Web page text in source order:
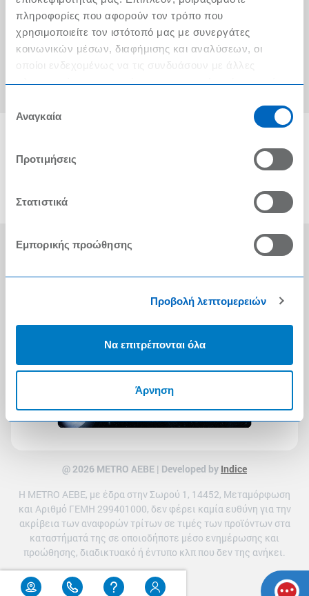
πληροφορίες που αφορούν τον τρόπο που
χρησιμοποιείτε τον ιστότοπό μας με συνεργάτες
κοινωνικών μέσων, διαφήμισης και αναλύσεων, οι
οποίοι ενδεχομένως να τις συνδυάσουν με άλλες
πληροφορίες που τους έχετε παραχωρήσει ή τις οποίες
των υπηρεσιών τους.
συγκατάθεσης
Αναγκαία
Προτιμήσεις
Στατιστικά
Εμπορικής προώθησης
Προβολή λεπτομερειών
Να επιτρέπονται όλα
Άρνηση
Τα METRO Cash & Carry δίπλα σας
Εταιρική Κοινωνική Ευθύνη
METRO ΑΕΒΕ
@ 2026 ΜETRO AEBE | Developed by Indice
Η METRO ΑΕΒΕ, με έδρα στην Σωρού 1, 14452, Μεταμόρφωση
και Αριθμό ΓΕΜΗ 299401000, δεν φέρει καμία ευθύνη για την
ακρίβεια των αναφορών τρίτων σε τιμές των προϊόντων στα
καταστήματά της σε οποιοδήποτε μέσο ενημέρωσης και
προώθησης, διαδικτυακό ή έντυπο κλπ που δεν της ανήκει.